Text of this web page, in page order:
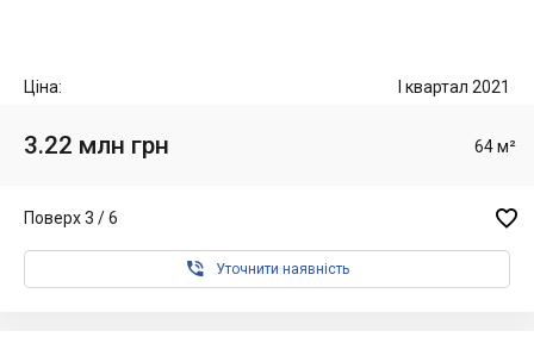
Ціна: I квартал 2021
3.22 млн грн 64 м²
Поверх 3 / 6 
 Уточнити наявність